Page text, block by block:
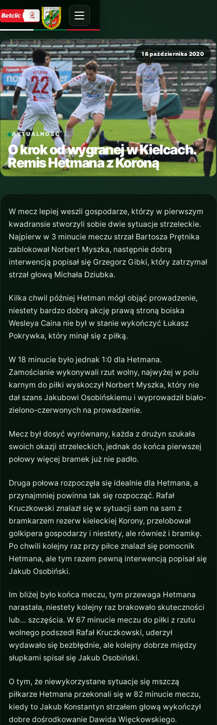
18 października 2020
AKTUALNOŚĆ
O krok od wygranej w Kielcach.
Remis Hetmana z Koroną
W mecz lepiej weszli gospodarze, którzy w pierwszym
kwadransie stworzyli sobie dwie sytuacje strzeleckie.
Najpierw w 3 minucie meczu strzał Bartosza Prętnika
zablokował Norbert Myszka, następnie dobrą
interwencją popisał się Grzegorz Gibki, który zatrzymał
strzał głową Michała Dziubka.
Kilka chwil później Hetman mógł objąć prowadzenie,
niestety bardzo dobrą akcję prawą stroną boiska
Wesleya Caina nie był w stanie wykończyć Łukasz
Pokrywka, który minął się z piłką.
W 18 minucie było jednak 1:0 dla Hetmana.
Zamościanie wykonywali rzut wolny, najwyżej w polu
karnym do piłki wyskoczył Norbert Myszka, który nie
dał szans Jakubowi Osobińskiemu i wyprowadził biało-
zielono-czerwonych na prowadzenie.
Mecz był dosyć wyrównany, każda z drużyn szukała
swoich okazji strzeleckich, jednak do końca pierwszej
połowy więcej bramek już nie padło.
Druga połowa rozpoczęła się idealnie dla Hetmana, a
przynajmniej powinna tak się rozpocząć. Rafał
Kruczkowski znalazł się w sytuacji sam na sam z
bramkarzem rezerw kieleckiej Korony, przelobował
golkipera gospodarzy i niestety, ale również i bramkę.
Po chwili kolejny raz przy piłce znalazł się pomocnik
Hetmana, ale tym razem pewną interwencją popisał się
Jakub Osobiński.
Im bliżej było końca meczu, tym przewaga Hetmana
narastała, niestety kolejny raz brakowało skuteczności
lub… szczęścia. W 67 minucie meczu do piłki z rzutu
wolnego podszedł Rafał Kruczkowski, uderzył
wydawało się bezbłędnie, ale kolejny dobrze między
słupkami spisał się Jakub Osobiński.
O tym, że niewykorzystane sytuacje się mszczą
piłkarze Hetmana przekonali się w 82 minucie meczu,
kiedy to Jakub Konstantyn strzałem głową wykończył
dobre dośrodkowanie Dawida Więckowskiego.